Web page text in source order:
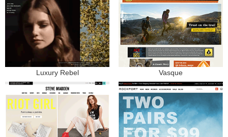
Luxury Rebel Vasque